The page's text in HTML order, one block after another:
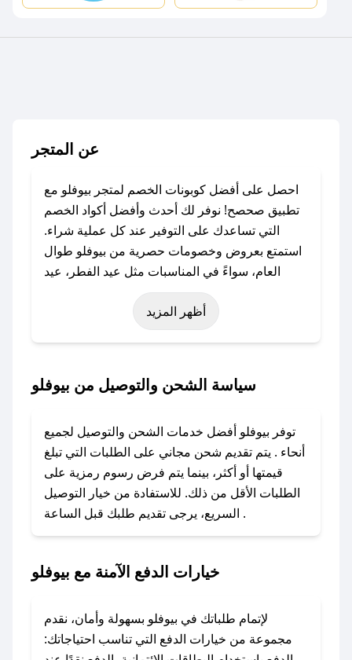
عن المتجر
احصل على أفضل كوبونات الخصم لمتجر بيوفلو مع
تطبيق صحصح! نوفر لك أحدث وأفضل أكواد الخصم
التي تساعدك على التوفير عند كل عملية شراء.
استمتع بعروض وخصومات حصرية من بيوفلو طوال
العام، سواءً في المناسبات مثل عيد الفطر، عيد
الأضحى، الجمعة البيضاء (شهر نوفمبر)، رمضان،
اليوم الوطني، يوم التأسيس، أو حتى عروض خاصة
باستخدام تطبيق صحصح، يمكنك العثور بسهولة على
تواصل معنا عبر تويتر أو البريد الإلكتروني لإضافته
بسرعة.
### كيفية استخدام كود خصم بيوفلو؟
1. انسخ كود الخصم من تطبيق صحصح.
2. الصقه في خانة الدفع عند التسوق من بيوفلو.
### ماذا أفعل إذا لم يعمل كود الخصم؟
الرسائل الخاصة على تويتر أو البريد الإلكتروني،
وسنقوم بحل المشكلة في أسرع وقت ممكن.
أظهر المزيد
سياسة الشحن والتوصيل من بيوفلو
توفر بيوفلو أفضل خدمات الشحن والتوصيل لجميع
أنحاء . يتم تقديم شحن مجاني على الطلبات التي تبلغ
قيمتها أو أكثر، بينما يتم فرض رسوم رمزية على
الطلبات الأقل من ذلك. للاستفادة من خيار التوصيل
السريع، يرجى تقديم طلبك قبل الساعة .
خيارات الدفع الآمنة مع بيوفلو
لإتمام طلباتك في بيوفلو بسهولة وأمان، نقدم
مجموعة من خيارات الدفع التي تناسب احتياجاتك: